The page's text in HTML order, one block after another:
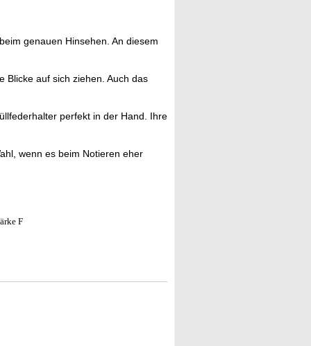
genauen Hinsehen. An diesem
Blicke auf sich ziehen. Auch das
perfekt in der Hand. Ihre
wenn es beim Notieren eher
F